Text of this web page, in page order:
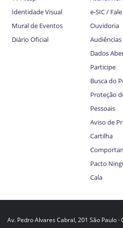
Identidade Visual
Mural de Eventos
Diário Oficial
e-SIC /
Ouvidoria
Dados
Participe
Busca do
Proteção
Pessoais
Aviso de
Cartilha
Pacto
Cala
Av. Pedro Alvares Cabral, 201 São Paulo ·